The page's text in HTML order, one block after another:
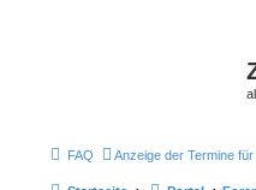
FAQ Anzeige der Termine